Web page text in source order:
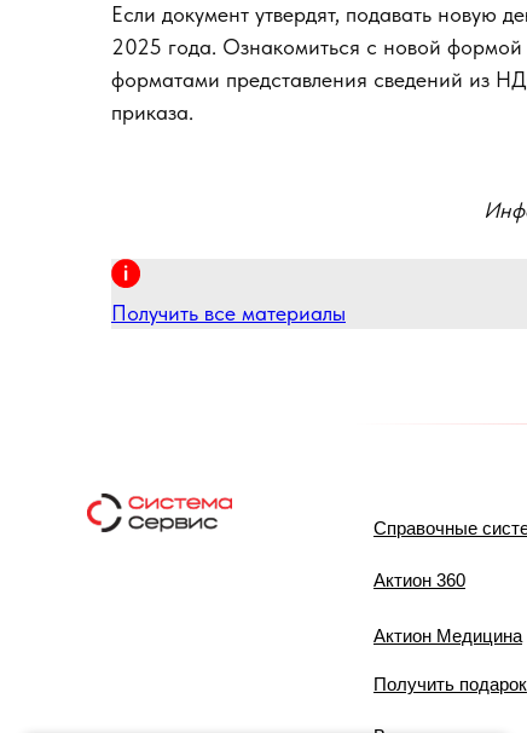
Если документ утвердят, подавать новую
2025 года. Ознакомиться с новой
форматами представления сведений из
приказа.
Получить все материалы
Справочные
Актион 360
Актион Медицина
Получить подарок